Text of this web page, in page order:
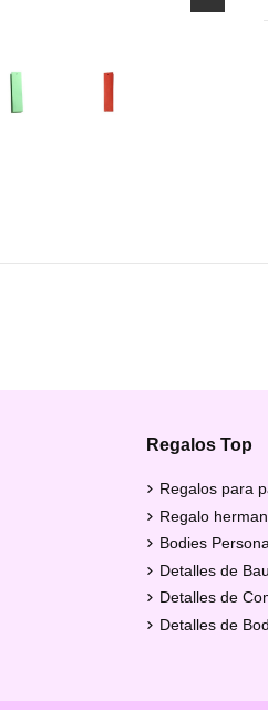
Regalos Top
Regalos para
Regalo
Bodies
Detalles de
Detalles de
Detalles de